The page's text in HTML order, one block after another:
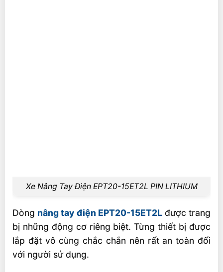
Xe Nâng Tay Điện EPT20-15ET2L PIN LITHIUM
Dòng nâng tay điện EPT20-15ET2Lđược trang
bị những động cơ riêng biệt. Từng thiết bị được
lắp đặt vô cùng chắc chắn nên rất an toàn đối
với người sử dụng.